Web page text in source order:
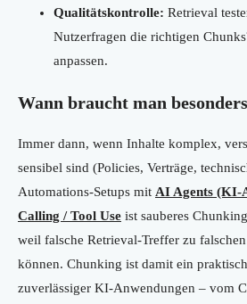
Qualitätskontrolle: Retrieval
Nutzerfragen die richtigen
anpassen.
Wann braucht man
Immer dann, wenn Inhalte komplex,
sensibel sind (Policies, Verträge,
Automations-Setups mit AI Agents (KI-
Calling / Tool Use ist sauberes
weil falsche Retrieval-Treffer zu
können. Chunking ist damit ein
zuverlässiger KI-Anwendungen – vom